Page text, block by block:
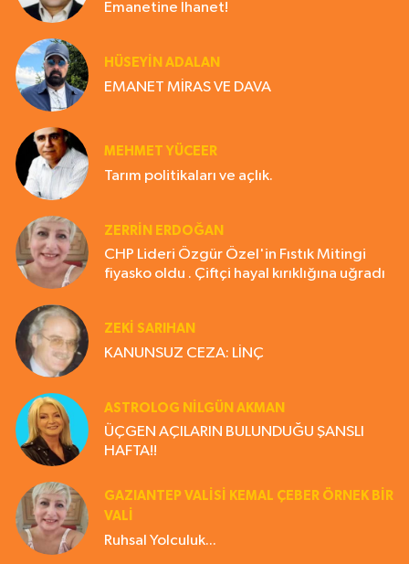
Emanetine İhanet!
HÜSEYIN ADALAN
EMANET MİRAS VE DAVA
MEHMET YÜCEER
Tarım politikaları ve açlık.
ZERRIN ERDOĞAN
CHP Lideri Özgür Özel'in Fıstık Mitingi
fiyasko oldu . Çiftçi hayal kırıklığına uğradı
ZEKI SARIHAN
KANUNSUZ CEZA: LİNÇ
ASTROLOG NILGÜN AKMAN
ÜÇGEN AÇILARIN BULUNDUĞU ŞANSLI
HAFTA!!
GAZIANTEP VALISI KEMAL ÇEBER ÖRNEK BİR
VALİ
Ruhsal Yolculuk...